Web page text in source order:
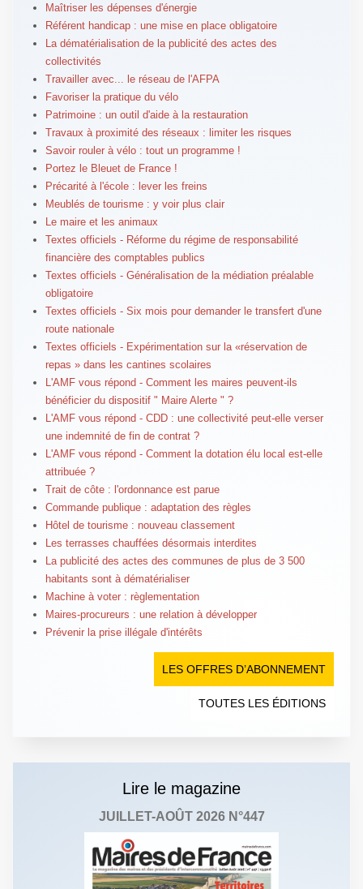
Maîtriser les dépenses d'énergie
Référent handicap : une mise en place obligatoire
La dématérialisation de la publicité des actes des
collectivités
Travailler avec... le réseau de l'AFPA
Favoriser la pratique du vélo
Patrimoine : un outil d'aide à la restauration
Travaux à proximité des réseaux : limiter les risques
Savoir rouler à vélo : tout un programme !
Portez le Bleuet de France !
Précarité à l'école : lever les freins
Meublés de tourisme : y voir plus clair
Le maire et les animaux
Textes officiels - Réforme du régime de responsabilité
financière des comptables publics
Textes officiels - Généralisation de la médiation préalable
obligatoire
Textes officiels - Six mois pour demander le transfert d'une
route nationale
Textes officiels - Expérimentation sur la «réservation de
repas » dans les cantines scolaires
L'AMF vous répond - Comment les maires peuvent-ils
bénéficier du dispositif " Maire Alerte " ?
L'AMF vous répond - CDD : une collectivité peut-elle verser
une indemnité de fin de contrat ?
L'AMF vous répond - Comment la dotation élu local est-elle
attribuée ?
Trait de côte : l'ordonnance est parue
Commande publique : adaptation des règles
Hôtel de tourisme : nouveau classement
Les terrasses chauffées désormais interdites
La publicité des actes des communes de plus de 3 500
habitants sont à dématérialiser
Machine à voter : règlementation
Maires-procureurs : une relation à développer
Prévenir la prise illégale d'intérêts
LES OFFRES D’ABONNEMENT
TOUTES LES ÉDITIONS
Lire le magazine
JUILLET-AOÛT 2026 N°447